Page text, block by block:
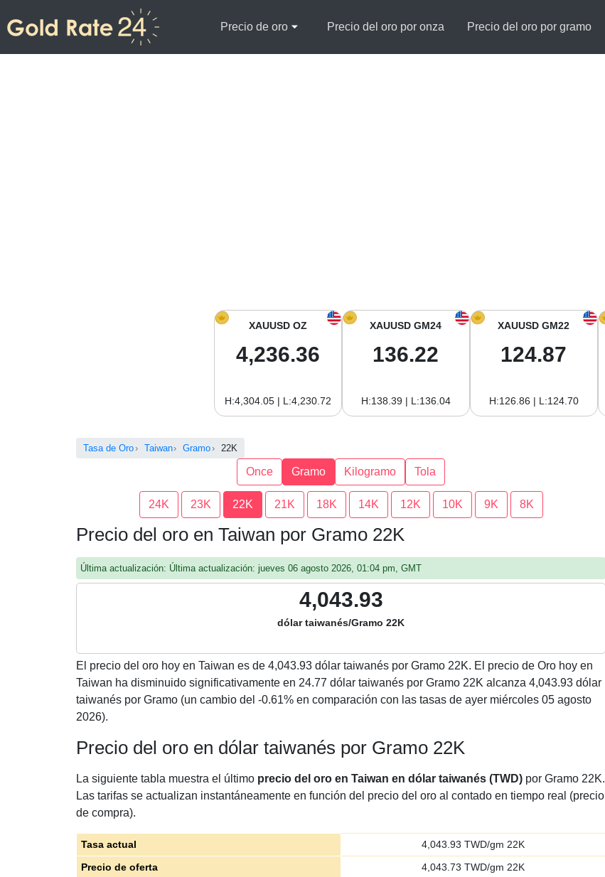
Precio de oro Precio del oro por onza Precio del oro por gramo
XAUUSD OZ
4,236.36
H:4,304.05 | L:4,230.72
XAUUSD GM24
136.22
H:138.39 | L:136.04
XAUUSD GM22
124.87
H:126.86 | L:124.70
Tasa de Oro Taiwan Gramo 22K
Once Gramo Kilogramo Tola
24K 23K 22K 21K 18K 14K 12K 10K 9K 8K
Precio del oro en Taiwan por Gramo 22K
Última actualización: Última actualización: jueves 06 agosto 2026, 01:04 pm, GMT
4,043.93
dólar taiwanés/Gramo 22K
El precio del oro hoy en Taiwan es de 4,043.93 dólar taiwanés por Gramo 22K. El precio de Oro hoy en
Taiwan ha disminuido significativamente en 24.77 dólar taiwanés por Gramo 22K alcanza 4,043.93 dólar
taiwanés por Gramo (un cambio del -0.61% en comparación con las tasas de ayer miércoles 05 agosto
2026).
Precio del oro en dólar taiwanés por Gramo 22K
La siguiente tabla muestra el último precio del oro en Taiwan en dólar taiwanés (TWD) por Gramo 22K.
Las tarifas se actualizan instantáneamente en función del precio del oro al contado en tiempo real (precio
de compra).
Tasa actual 4,043.93 TWD/gm 22K
Precio de oferta
4,043.73 TWD/gm 22K